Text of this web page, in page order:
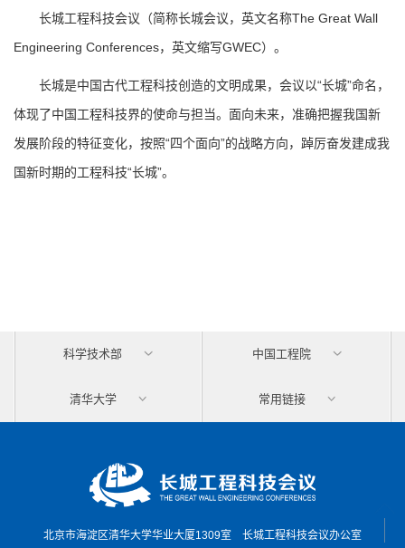
长城工程科技会议（简称长城会议，英文名称The Great Wall
Engineering Conferences，英文缩写GWEC）。
长城是中国古代工程科技创造的文明成果，会议以“长城”命名，
体现了中国工程科技界的使命与担当。面向未来，准确把握我国新
发展阶段的特征变化，按照“四个面向”的战略方向，踔厉奋发建成我
国新时期的工程科技“长城”。
科学技术部 中国工程院
清华大学 常用链接
北京市海淀区清华大学华业大厦1309室 长城工程科技会议办公室